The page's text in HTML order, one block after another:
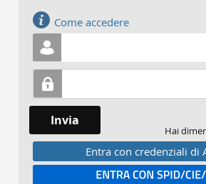
Come accedere
Invia
Hai
Entra con credenziali di
Entra con SPID